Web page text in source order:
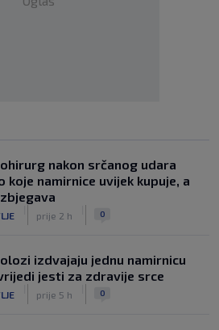
nakon srčanog udara
koje namirnice uvijek kupuje, a
prije 2 h 0
izdvajaju jednu namirnicu
jesti za zdravije srce
prije 5 h 0